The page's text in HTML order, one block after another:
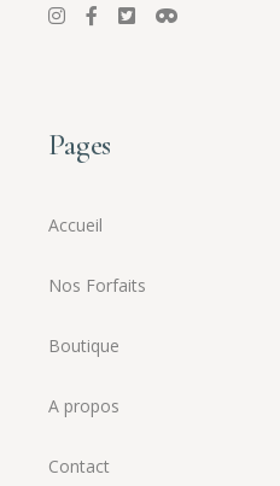
Pages
Accueil
Nos Forfaits
Boutique
A propos
Contact